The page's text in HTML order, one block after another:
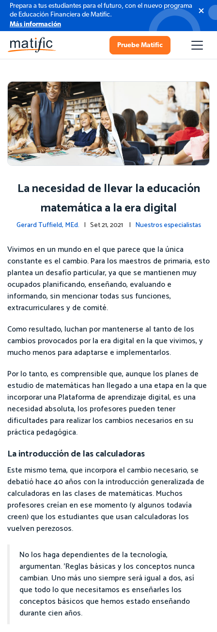
Prepara a tus estudiantes para el futuro, con el nuevo programa
de Educación Financiera de Matific.
Más información
Pruebe Matific
La necesidad de llevar la educación
matemática a la era digital
Gerard Tuffield, MEd. | Set 21, 2021 | Nuestros especialistas
Vivimos en un mundo en el que parece que la única
constante es el cambio. Para los maestros de primaria, esto
plantea un desafío particular, ya que se mantienen muy
ocupados planificando, enseñando, evaluando e
informando, sin mencionar todas sus funciones,
extracurriculares y de comité.
Como resultado, luchan por mantenerse al tanto de los
cambios provocados por la era digital en la que vivimos, y
mucho menos para adaptarse e implementarlos.
Por lo tanto, es comprensible que, aunque los planes de
estudio de matemáticas han llegado a una etapa en la que
incorporar una Plataforma de aprendizaje digital, es una
necesidad absoluta, los profesores pueden tener
dificultades para realizar los cambios necesarios en su
práctica pedagógica.
La introducción de las calculadoras
Este mismo tema, que incorpora el cambio necesario, se
debatió hace 40 años con la introducción generalizada de
calculadoras en las clases de matemáticas. Muchos
profesores creían en ese momento (y algunos todavía
creen) que los estudiantes que usan calculadoras los
vuelven perezosos.
No los haga dependientes de la tecnología,
argumentan. 'Reglas básicas y los conceptos nunca
cambian. Uno más uno siempre será igual a dos, así
que todo lo que necesitamos es enseñarles los
conceptos básicos que hemos estado enseñando
durante cien años.